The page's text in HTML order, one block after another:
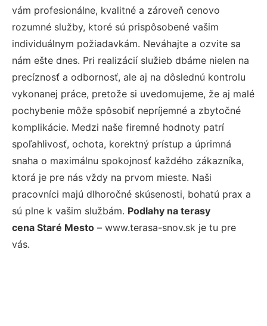
vám profesionálne, kvalitné a zároveň cenovo
rozumné služby, ktoré sú prispôsobené vašim
individuálnym požiadavkám. Neváhajte a ozvite sa
nám ešte dnes. Pri realizácií služieb dbáme nielen na
precíznosť a odbornosť, ale aj na dôslednú kontrolu
vykonanej práce, pretože si uvedomujeme, že aj malé
pochybenie môže spôsobiť nepríjemné a zbytočné
komplikácie. Medzi naše firemné hodnoty patrí
spoľahlivosť, ochota, korektný prístup a úprimná
snaha o maximálnu spokojnosť každého zákazníka,
ktorá je pre nás vždy na prvom mieste. Naši
pracovníci majú dlhoročné skúsenosti, bohatú prax a
sú plne k vašim službám. Podlahy na terasy
cena Staré Mesto – www.terasa-snov.sk je tu pre
vás.